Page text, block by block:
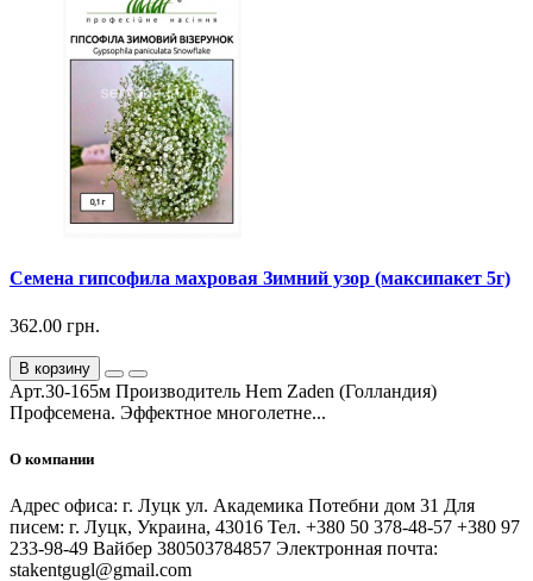
Семена гипсофила махровая Зимний узор (максипакет 5г)
362.00 грн.
В корзину
Арт.30-165м Производитель Hem Zaden (Голландия)
Профсемена. Эффектное многолетне...
О компании
Адрес офиса: г. Луцк ул. Академика Потебни дом 31 Для
писем: г. Луцк, Украина, 43016 Тел. +380 50 378-48-57 +380 97
233-98-49 Вайбер 380503784857 Электронная почта:
stakentgugl@gmail.com